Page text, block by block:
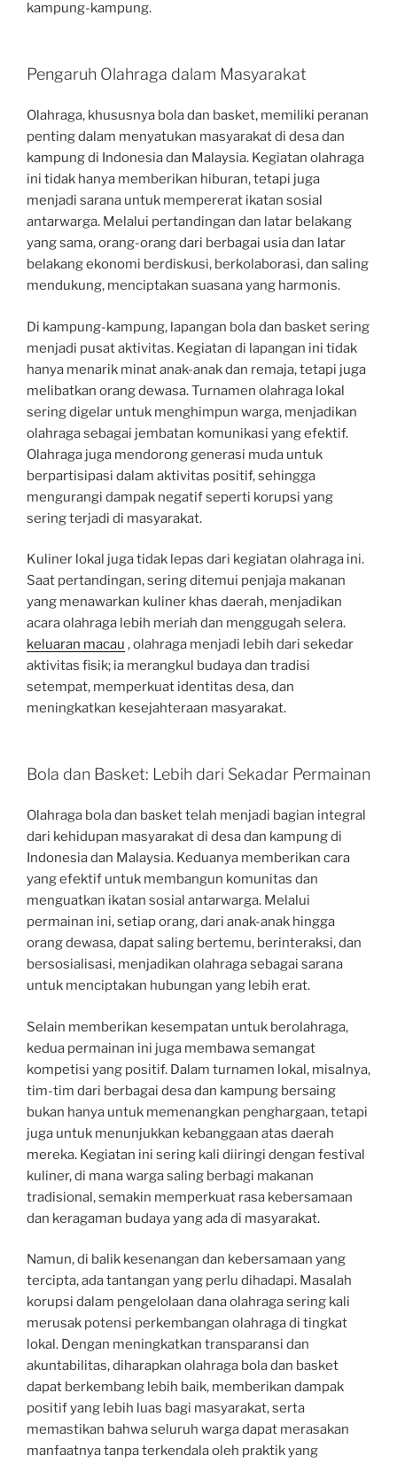
kampung-kampung.
Pengaruh Olahraga dalam Masyarakat
Olahraga, khususnya bola dan basket, memiliki peranan
penting dalam menyatukan masyarakat di desa dan
kampung di Indonesia dan Malaysia. Kegiatan olahraga
ini tidak hanya memberikan hiburan, tetapi juga
menjadi sarana untuk mempererat ikatan sosial
antarwarga. Melalui pertandingan dan latar belakang
yang sama, orang-orang dari berbagai usia dan latar
belakang ekonomi berdiskusi, berkolaborasi, dan saling
mendukung, menciptakan suasana yang harmonis.
Di kampung-kampung, lapangan bola dan basket sering
menjadi pusat aktivitas. Kegiatan di lapangan ini tidak
hanya menarik minat anak-anak dan remaja, tetapi juga
melibatkan orang dewasa. Turnamen olahraga lokal
sering digelar untuk menghimpun warga, menjadikan
olahraga sebagai jembatan komunikasi yang efektif.
Olahraga juga mendorong generasi muda untuk
berpartisipasi dalam aktivitas positif, sehingga
mengurangi dampak negatif seperti korupsi yang
sering terjadi di masyarakat.
Kuliner lokal juga tidak lepas dari kegiatan olahraga ini.
Saat pertandingan, sering ditemui penjaja makanan
yang menawarkan kuliner khas daerah, menjadikan
acara olahraga lebih meriah dan menggugah selera.
keluaran macau , olahraga menjadi lebih dari sekedar
aktivitas fisik; ia merangkul budaya dan tradisi
setempat, memperkuat identitas desa, dan
meningkatkan kesejahteraan masyarakat.
Bola dan Basket: Lebih dari Sekadar Permainan
Olahraga bola dan basket telah menjadi bagian integral
dari kehidupan masyarakat di desa dan kampung di
Indonesia dan Malaysia. Keduanya memberikan cara
yang efektif untuk membangun komunitas dan
menguatkan ikatan sosial antarwarga. Melalui
permainan ini, setiap orang, dari anak-anak hingga
orang dewasa, dapat saling bertemu, berinteraksi, dan
bersosialisasi, menjadikan olahraga sebagai sarana
untuk menciptakan hubungan yang lebih erat.
Selain memberikan kesempatan untuk berolahraga,
kedua permainan ini juga membawa semangat
kompetisi yang positif. Dalam turnamen lokal, misalnya,
tim-tim dari berbagai desa dan kampung bersaing
bukan hanya untuk memenangkan penghargaan, tetapi
juga untuk menunjukkan kebanggaan atas daerah
mereka. Kegiatan ini sering kali diiringi dengan festival
kuliner, di mana warga saling berbagi makanan
tradisional, semakin memperkuat rasa kebersamaan
dan keragaman budaya yang ada di masyarakat.
Namun, di balik kesenangan dan kebersamaan yang
tercipta, ada tantangan yang perlu dihadapi. Masalah
korupsi dalam pengelolaan dana olahraga sering kali
merusak potensi perkembangan olahraga di tingkat
lokal. Dengan meningkatkan transparansi dan
akuntabilitas, diharapkan olahraga bola dan basket
dapat berkembang lebih baik, memberikan dampak
positif yang lebih luas bagi masyarakat, serta
memastikan bahwa seluruh warga dapat merasakan
manfaatnya tanpa terkendala oleh praktik yang